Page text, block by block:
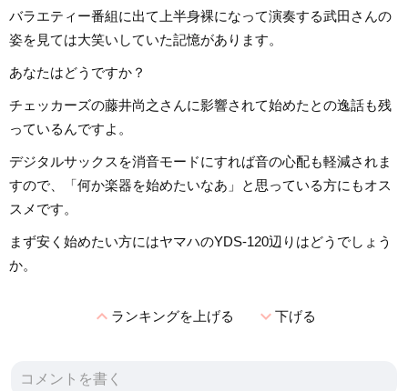
バラエティー番組に出て上半身裸になって演奏する武田さんの
姿を見ては大笑いしていた記憶があります。
あなたはどうですか？
チェッカーズの藤井尚之さんに影響されて始めたとの逸話も残
っているんですよ。
デジタルサックスを消音モードにすれば音の心配も軽減されま
すので、「何か楽器を始めたいなあ」と思っている方にもオス
スメです。
まず安く始めたい方にはヤマハのYDS-120辺りはどうでしょう
か。
expand_lessランキングを上げる expand_more下げる